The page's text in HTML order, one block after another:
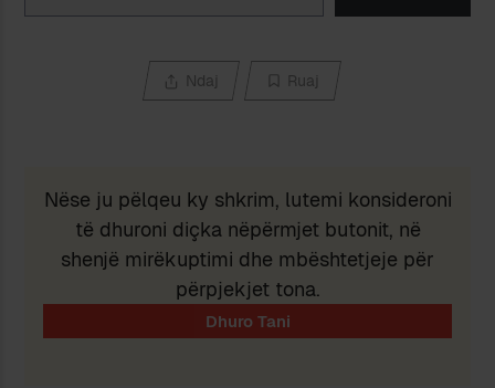
Ndaj Ruaj
Nëse ju pëlqeu ky shkrim, lutemi konsideroni
të dhuroni diçka nëpërmjet butonit, në
shenjë mirëkuptimi dhe mbështetjeje për
përpjekjet tona.